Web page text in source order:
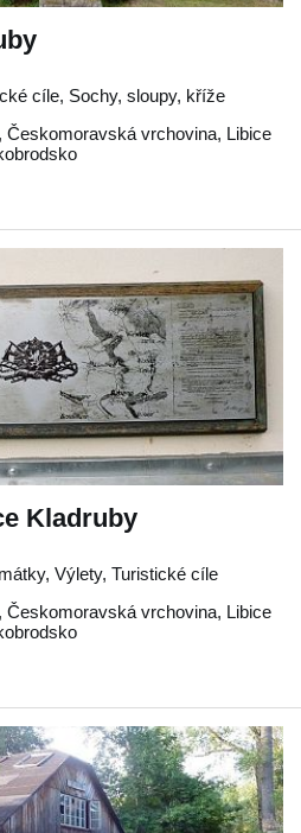
cíle, Sochy, sloupy, kříže
Českomoravská vrchovina, Libice
Kladruby
Výlety, Turistické cíle
Českomoravská vrchovina, Libice